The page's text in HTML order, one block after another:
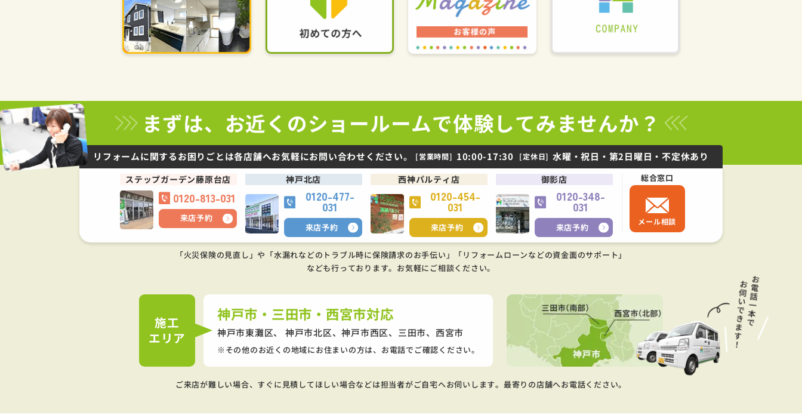
まずは、お近くのショールームで体験してみませんか？
リフォームに関するお困りごとは各店舗へお気軽にお問い合わせください。 [営業時間] 10:00-17:30 [定休日] 水曜・祝日・第2日曜日・不定休あり
ステップガーデン藤原台店
0120-813-031
来店予約
神戸北店
0120-477-
031
来店予約
西神パルティ店
0120-454-
031
来店予約
御影店
0120-348-
031
来店予約
総合窓口
メール相談
「火災保険の見直し」や「水漏れなどのトラブル時に保険請求のお手伝い」「リフォームローンなどの資金面のサポート」
なども行っております。 お気軽にご相談ください。
施工
エリア
神戸市・三田市・西宮市対応
神戸市東灘区、 神戸市北区、神戸市西区、 三田市、西宮市
その他のお近くの地域にお住まいの方は、お電話でご確認ください。
ご来店が難しい場合、すぐに見積してほしい場合などは担当者がご自宅へお伺いします。最寄りの店舗へお電話ください。